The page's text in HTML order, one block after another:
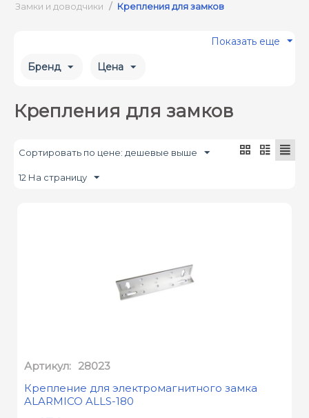
Замки и доводчики / Крепления для замков
Показать еще
Бренд Цена
Крепления для замков
Сортировать по цене: дешевые выше
12 На страницу
Артикул: 28023
Крепление для электромагнитного замка
ALARMICO ALLS-180